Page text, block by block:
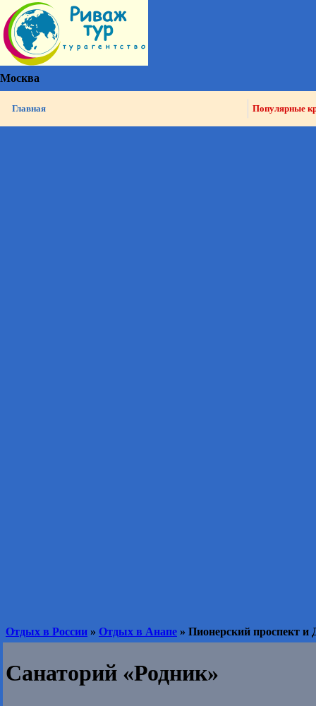
Москва
Главная Популярные
Отдых в России » Отдых в Анапе » Пионерский проспект и
Санаторий «Родник»